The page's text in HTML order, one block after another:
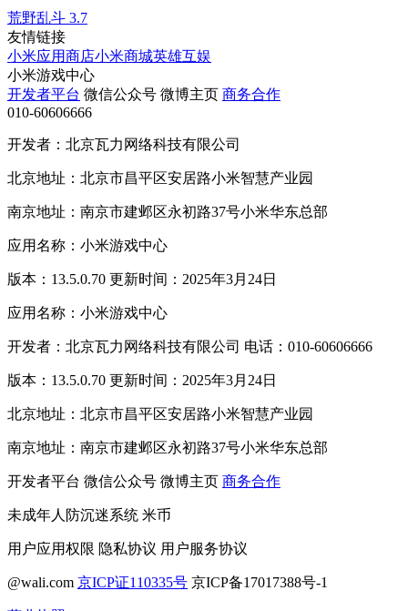
荒野乱斗 3.7
友情链接
小米应用商店小米商城英雄互娱
小米游戏中心
开发者平台 微信公众号 微博主页 商务合作
010-60606666
开发者：北京瓦力网络科技有限公司
北京地址：北京市昌平区安居路小米智慧产业园
南京地址：南京市建邺区永初路37号小米华东总部
应用名称：小米游戏中心
版本：13.5.0.70 更新时间：2025年3月24日
应用名称：小米游戏中心
开发者：北京瓦力网络科技有限公司 电话：010-60606666
版本：13.5.0.70 更新时间：2025年3月24日
北京地址：北京市昌平区安居路小米智慧产业园
南京地址：南京市建邺区永初路37号小米华东总部
开发者平台 微信公众号 微博主页 商务合作
未成年人防沉迷系统 米币
用户应用权限 隐私协议 用户服务协议
@wali.com 京ICP证110335号 京ICP备17017388号-1